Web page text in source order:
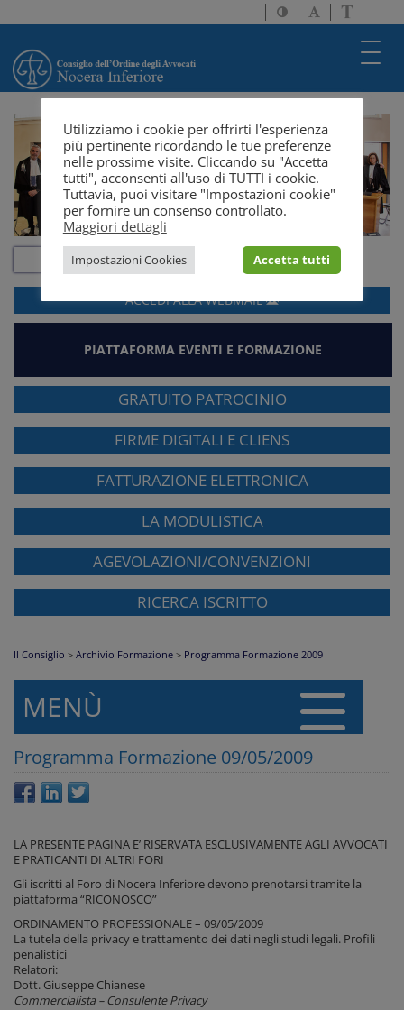
Attiva/disattiva
alto
Attiva/
dimensione
a
solo
ACCEDI ALLAWEBMAIL
PIATTAFORMA EVENTI E FORMAZIONE
GRATUITO PATROCINIO
FIRME DIGITALI E CLIENS
FATTURAZIONE ELETTRONICA
LA MODULISTICA
AGEVOLAZIONI/CONVENZIONI
RICERCA ISCRITTO
Il Consiglio > Archivio Formazione > Programma Formazione 2009
MENÙ
Programma Formazione 09/05/2009
LA PRESENTE PAGINA E’ RISERVATA ESCLUSIVAMENTE AGLI AVVOCATI
E PRATICANTI DI ALTRI FORI
Gli iscritti al Foro di Nocera Inferiore devono prenotarsi tramite la
piattaforma “RICONOSCO”
ORDINAMENTO PROFESSIONALE – 09/05/2009
La tutela della privacy e trattamento dei dati negli studi legali. Profili
penalistici
Relatori:
Dott. Giuseppe Chianese
Commercialista – Consulente Privacy
Utilizziamo i cookie per offrirti l'esperienza
più pertinente ricordando le tue preferenze
nelle prossime visite. Cliccando su "Accetta
tutti", acconsenti all'uso di TUTTI i cookie.
Tuttavia, puoi visitare "Impostazioni cookie"
per fornire un consenso controllato.
Maggiori dettagli
Impostazioni Cookies Accetta tutti